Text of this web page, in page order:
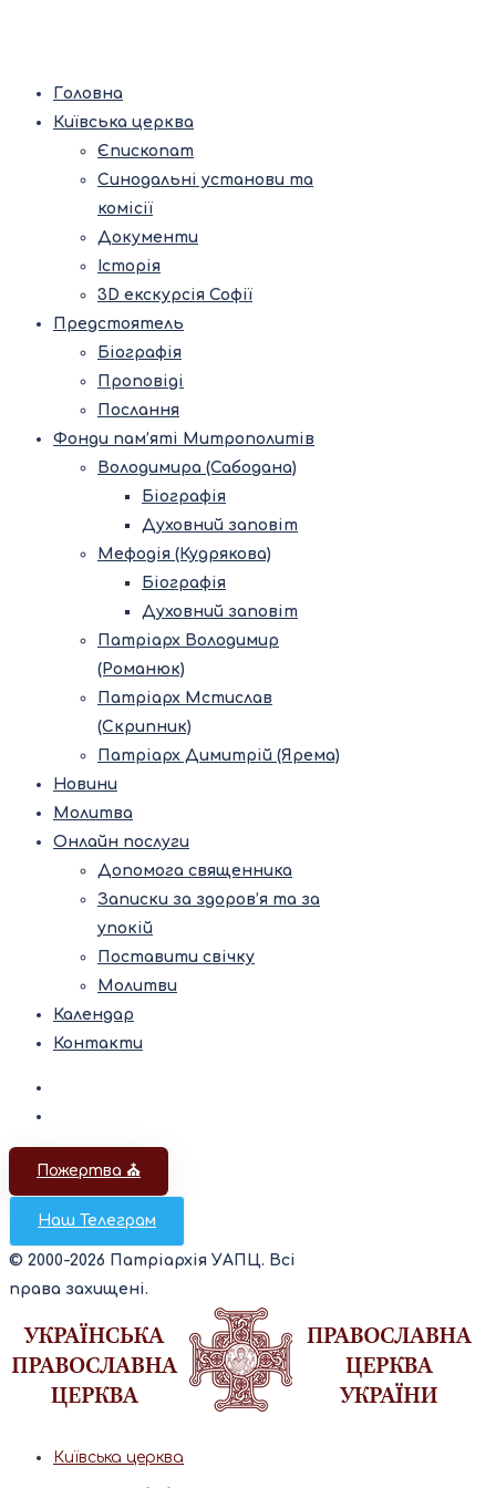
Головна
Київська церква
Єпископат
Синодальні установи та
комісії
Документи
Історія
3D екскурсія Софії
Предстоятель
Біографія
Проповіді
Послання
Фонди пам’яті Митрополитів
Володимира (Сабодана)
Біографія
Духовний заповіт
Мефодія (Кудрякова)
Біографія
Духовний заповіт
Патріарх Володимир
(Романюк)
Патріарх Мстислав
(Скрипник)
Патріарх Димитрій (Ярема)
Новини
Молитва
Онлайн послуги
Допомога священника
Записки за здоров’я та за
упокій
Поставити свічку
Молитви
Календар
Контакти
Пожертва ⛪️
Наш Телеграм
© 2000-2026 Патріархія УАПЦ. Всі
права захищені.
Київська церква